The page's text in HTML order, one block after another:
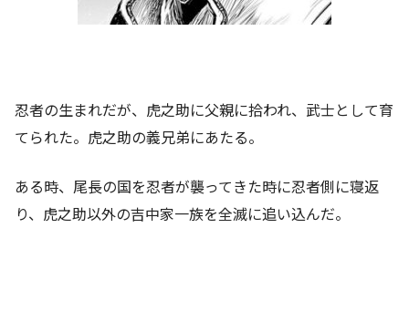
忍者の生まれだが、虎之助に父親に拾われ、武士として育
てられた。虎之助の義兄弟にあたる。
ある時、尾長の国を忍者が襲ってきた時に忍者側に寝返
り、虎之助以外の吉中家一族を全滅に追い込んだ。